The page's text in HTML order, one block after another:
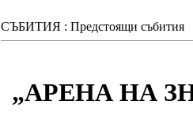
СЪБИТИЯ : Предстоящи събития
„АРЕНА НА